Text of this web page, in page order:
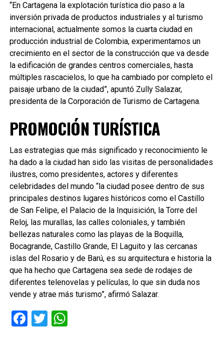
“En Cartagena la explotación turística dio paso a la
inversión privada de productos industriales y al turismo
internacional, actualmente somos la cuarta ciudad en
producción industrial de Colombia, experimentamos un
crecimiento en el sector de la construcción que va desde
la edificación de grandes centros comerciales, hasta
múltiples rascacielos, lo que ha cambiado por completo el
paisaje urbano de la ciudad”, apuntó Zully Salazar,
presidenta de la Corporación de Turismo de Cartagena.
PROMOCIÓN TURÍSTICA
Las estrategias que más significado y reconocimiento le
ha dado a la ciudad han sido las visitas de personalidades
ilustres, como presidentes, actores y diferentes
celebridades del mundo “la ciudad posee dentro de sus
principales destinos lugares históricos como el Castillo
de San Felipe, el Palacio de la Inquisición, la Torre del
Reloj, las murallas, las calles coloniales, y también
bellezas naturales como las playas de la Boquilla,
Bocagrande, Castillo Grande, El Laguito y las cercanas
islas del Rosario y de Barú, es su arquitectura e historia la
que ha hecho que Cartagena sea sede de rodajes de
diferentes telenovelas y películas, lo que sin duda nos
vende y atrae más turismo”, afirmó Salazar.
Facebook
TwitterWhatsApp